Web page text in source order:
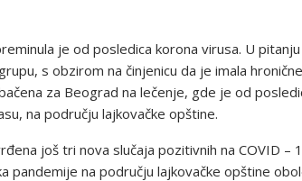
je od posledica korona virusa. U
s obzirom na činjenicu da je imala
za Beograd na lečenje, gde je od
na području lajkovačke opštine.
još tri nova slučaja pozitivnih na COVID –
pandemije na području lajkovačke opštine